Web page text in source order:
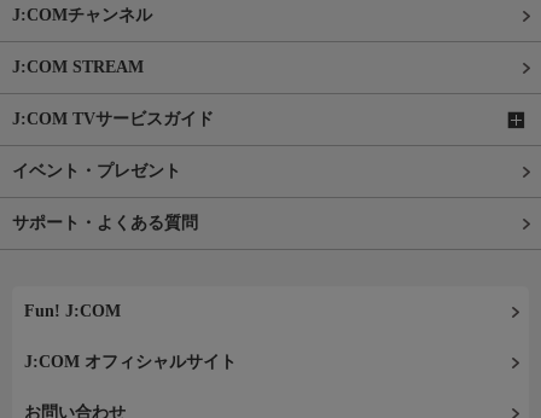
J:COMチャンネル
J:COM STREAM
J:COM TVサービスガイド
イベント・プレゼント
サポート・よくある質問
Fun! J:COM
J:COM オフィシャルサイト
お問い合わせ